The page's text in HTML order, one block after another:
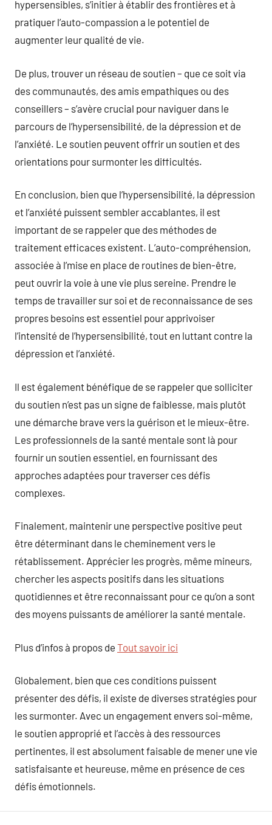
hypersensibles, s’initier à établir des frontières et à
pratiquer l’auto-compassion a le potentiel de
augmenter leur qualité de vie.
De plus, trouver un réseau de soutien – que ce soit via
des communautés, des amis empathiques ou des
conseillers – s’avère crucial pour naviguer dans le
parcours de l’hypersensibilité, de la dépression et de
l’anxiété. Le soutien peuvent offrir un soutien et des
orientations pour surmonter les difficultés.
En conclusion, bien que l’hypersensibilité, la dépression
et l’anxiété puissent sembler accablantes, il est
important de se rappeler que des méthodes de
traitement efficaces existent. L’auto-compréhension,
associée à l’mise en place de routines de bien-être,
peut ouvrir la voie à une vie plus sereine. Prendre le
temps de travailler sur soi et de reconnaissance de ses
propres besoins est essentiel pour apprivoiser
l’intensité de l’hypersensibilité, tout en luttant contre la
dépression et l’anxiété.
Il est également bénéfique de se rappeler que solliciter
du soutien n’est pas un signe de faiblesse, mais plutôt
une démarche brave vers la guérison et le mieux-être.
Les professionnels de la santé mentale sont là pour
fournir un soutien essentiel, en fournissant des
approches adaptées pour traverser ces défis
complexes.
Finalement, maintenir une perspective positive peut
être déterminant dans le cheminement vers le
rétablissement. Apprécier les progrès, même mineurs,
chercher les aspects positifs dans les situations
quotidiennes et être reconnaissant pour ce qu’on a sont
des moyens puissants de améliorer la santé mentale.
Plus d’infos à propos de Tout savoir ici
Globalement, bien que ces conditions puissent
présenter des défis, il existe de diverses stratégies pour
les surmonter. Avec un engagement envers soi-même,
le soutien approprié et l’accès à des ressources
pertinentes, il est absolument faisable de mener une vie
satisfaisante et heureuse, même en présence de ces
défis émotionnels.